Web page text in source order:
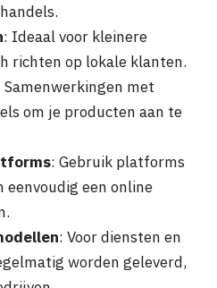
: Ideaal voor kleinere
richten op lokale klanten.
Samenwerkingen met
om je producten aan te
: Gebruik platforms
eenvoudig een online
: Voor diensten en
worden geleverd,